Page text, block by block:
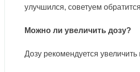
улучшился, советуем
Можно ли увеличить дозу?
Дозу рекомендуется